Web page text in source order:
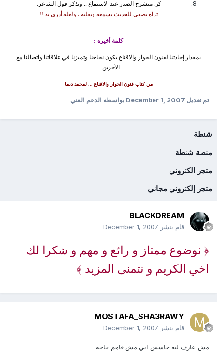
كن منشرح الصدر عند الاستماع .. وتذكر قول الشاعر:
تراه يصغي للحديث بسمعه وبقلبه ، ولعله أدرى به !!
كلمة أخيره :
بمقدار إجادتنا لفنون الحوار والاقناع يكون نجاحنا وتميزنا في علاقاتنا واتصالنا مع
الآخرين ..
من كتاب فنون الحوار والاقناع ... لمحمد ديما
تم تعديلDecember 1, 2007بواسطه الدعم الفني
شنطة
منصة شنطة
متجر الكتروني
متجر إلكتروني مجاني
BLACKDREAM
قام بنشر December 1, 2007
﴿ نوضوع ممتاز و رائع و مهم و شكرا لك
اخي الكريم و نتمنى المزيد ﴾
MOSTAFA_SHA3RAWY
قام بنشر December 1, 2007
مش عارف ليه حاسس اني مش فاهم حاجه